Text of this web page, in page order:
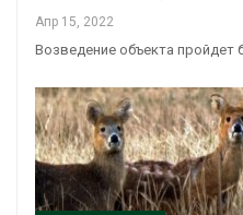
Апр 15, 2022
Возведение объекта пройдет